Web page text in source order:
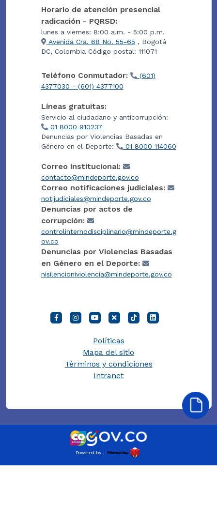
Horario de atención presencial
radicación - PQRSD:
lunes a viernes: 8:00 a.m. - 5:00 p.m.
Avenida Cra. 68 No. 55-65 , Bogotá
DC, Colombia Código postal: 111071
Teléfono Conmutador:
(601)
4377030 - (601) 4377100
Líneas gratuitas:
Servicio al ciudadano y anticorrupción:
01 8000 910237
Denuncias por Violencias Basadas en
Género en el Deporte:
01 8000 114060
Correo institucional:
contacto@mindeporte.gov.co
Correo notificaciones judiciales:
notijudiciales@mindeporte.gov.co
Denuncias por actos de
corrupción:
controlinternodisciplinario@mindeporte.g
ov.co
Denuncias por Violencias Basadas
en Género en el Deporte:
nisilencioniviolencia@mindeporte.gov.co
Políticas
Mapa del sitio
Términos y condiciones
Intranet
Powered by :